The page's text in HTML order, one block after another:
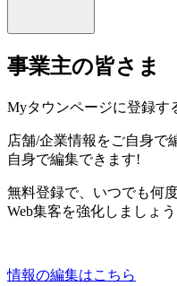
事業主の皆さま
Myタウンページに登録す
店舗/企業情報をご自身で
自身で編集できます!
無料登録で、いつでも何
Web集客を強化しましょう
情報の編集はこちら